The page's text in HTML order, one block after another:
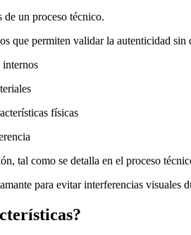
de un proceso técnico.
que permiten validar la autenticidad sin
internos
físicas
tal como se detalla en el proceso
para evitar interferencias visuales